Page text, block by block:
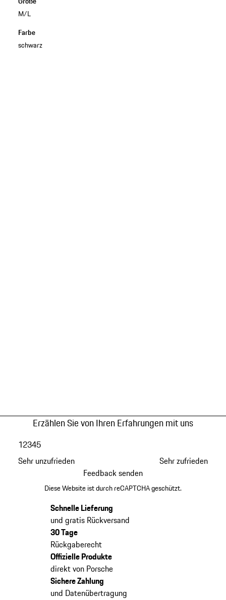
M/L
Farbe
schwarz
Erzählen Sie von Ihren Erfahrungen mit uns
Sehr unzufrieden
12345
Sehr zufrieden
Feedback senden
Diese Website ist durch reCAPTCHA geschützt.
Schnelle Lieferung
und gratis Rückversand
30 Tage
Rückgaberecht
Offizielle Produkte
direkt von Porsche
Sichere Zahlung
und Datenübertragung